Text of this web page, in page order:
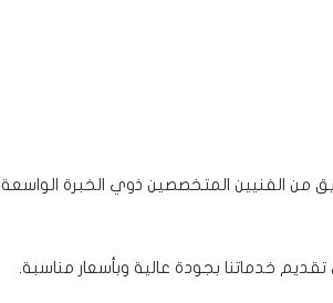
من الفنيين المتخصصين ذوي الخبرة الواسعة
خدماتنا بجودة عالية وبأسعار مناسبة.